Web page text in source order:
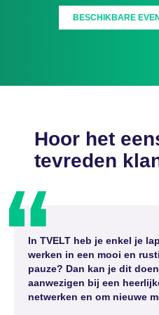
BESCHIKBARE
Hoor het
tevreden
In TVELT heb je enkel je
werken in een mooi en
pauze? Dan kan je dit
aanwezigen bij een
netwerken en om nieuwe